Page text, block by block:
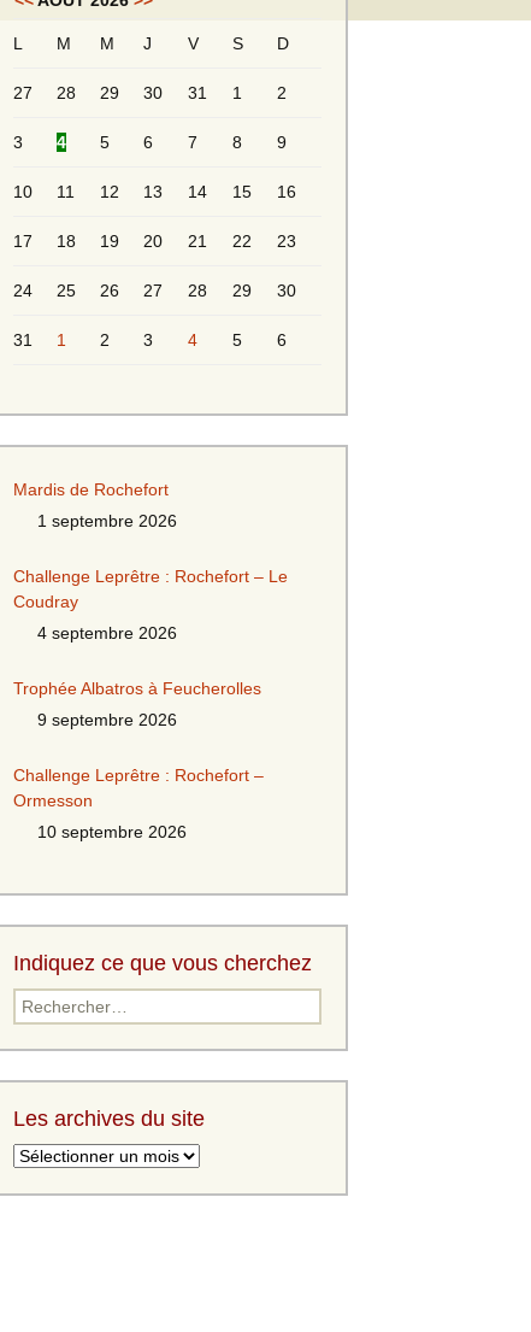
Messieurs 2ème série
Messieurs Golden
L M M J V S D
27 28 29 30 31 1 2
3 4 5 6 7 8 9
10 11 12 13 14 15 16
17 18 19 20 21 22 23
24 25 26 27 28 29 30
31 1 2 3 4 5 6
Mardis de Rochefort
1 septembre 2026
Challenge Leprêtre : Rochefort – Le
Coudray
4 septembre 2026
Trophée Albatros à Feucherolles
9 septembre 2026
Challenge Leprêtre : Rochefort –
Ormesson
10 septembre 2026
Indiquez ce que vous cherchez
Les archives du site